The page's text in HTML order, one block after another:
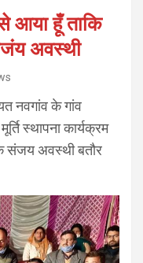
आया हूँ ताकि
अवस्थी
नवगांव के गांव
स्थापना कार्यक्रम
संजय अवस्थी बतौर